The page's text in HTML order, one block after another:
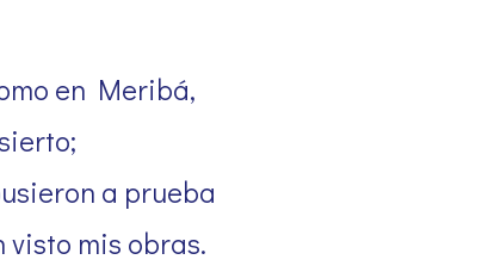
en Meribá,
a prueba
visto mis obras.